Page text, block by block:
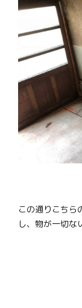
この通りこちら
し、物が一切な